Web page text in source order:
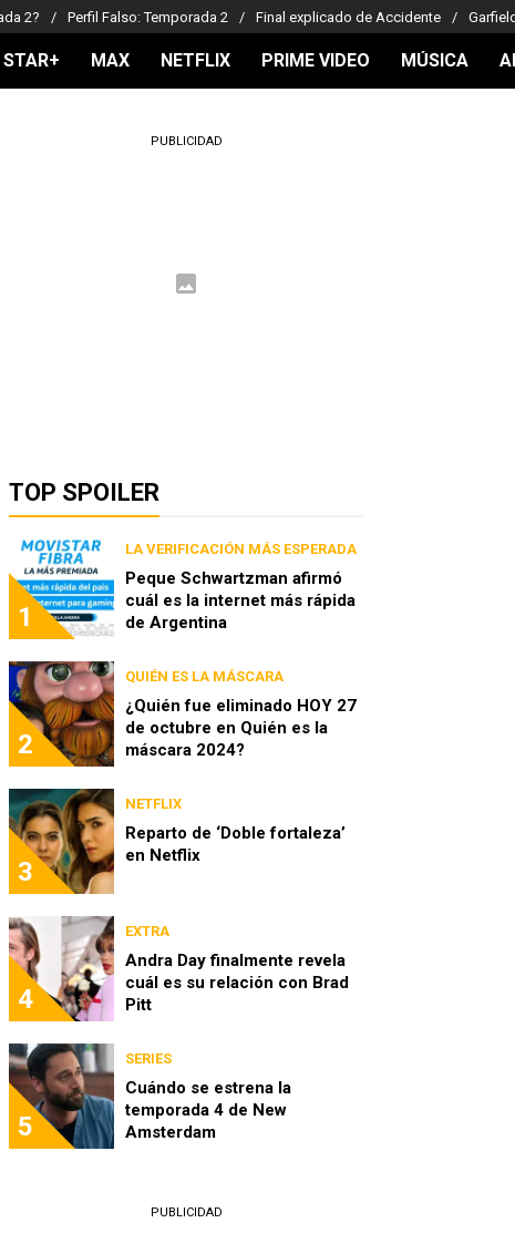
2? Perfil Falso: Temporada 2 Final explicado de Accidente
STAR+ MAX NETFLIX PRIME VIDEO MÚSICA
PUBLICIDAD
TOP SPOILER
1
LA VERIFICACIÓN MÁS ESPERADA
Peque Schwartzman afirmó
cuál es la internet más rápida
de Argentina
2
QUIÉN ES LA MÁSCARA
¿Quién fue eliminado HOY 27
de octubre en Quién es la
máscara 2024?
3
NETFLIX
Reparto de ‘Doble fortaleza’
en Netflix
4
EXTRA
Andra Day finalmente revela
cuál es su relación con Brad
Pitt
5
SERIES
Cuándo se estrena la
temporada 4 de New
Amsterdam
PUBLICIDAD